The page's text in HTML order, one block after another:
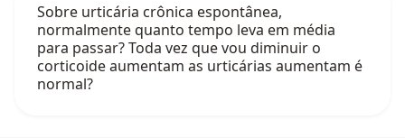
Sobre urticária crônica espontânea,
normalmente quanto tempo leva em média
para passar? Toda vez que vou diminuir o
corticoide aumentam as urticárias aumentam é
normal?